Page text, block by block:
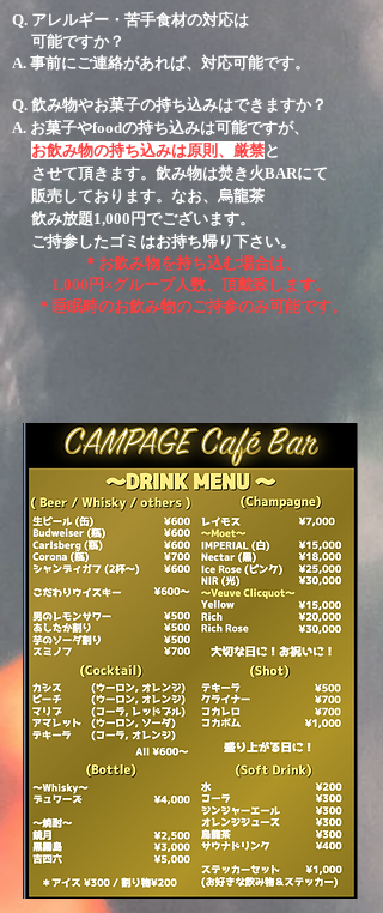
Q. ​アレルギー・苦手食材の対応は
可能ですか？
A. 事前にご連絡があれば、対応可能です。
Q. ​飲み物やお菓子の持ち込みはできますか？
A. お菓子やfoodの持ち込みは可能ですが、
お飲み物の持ち込みは原則、厳禁と
させて頂きます。 飲み物は焚き火BARにて
販売しております。なお、 烏龍茶
飲み放題1,000円でございます。
ご持参したゴミはお持ち帰り下さい。
＊お飲み物を持ち込む場合は、
1,000円×グループ人数、頂戴致します。
​＊睡眠時のお飲み物のご持参のみ可能です。
​＊menuにないお酒もございます。